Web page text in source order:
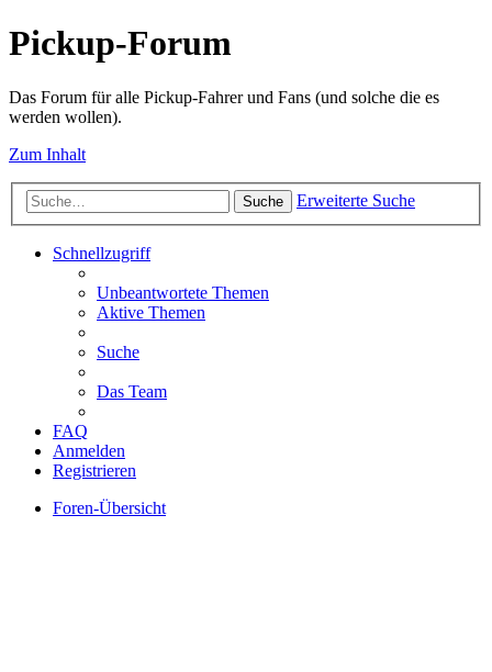
Pickup-Forum
Das Forum für alle Pickup-Fahrer und Fans (und solche die es
werden wollen).
Zum Inhalt
Suche Erweiterte Suche
Schnellzugriff
Unbeantwortete Themen
Aktive Themen
Suche
Das Team
FAQ
Anmelden
Registrieren
Foren-Übersicht